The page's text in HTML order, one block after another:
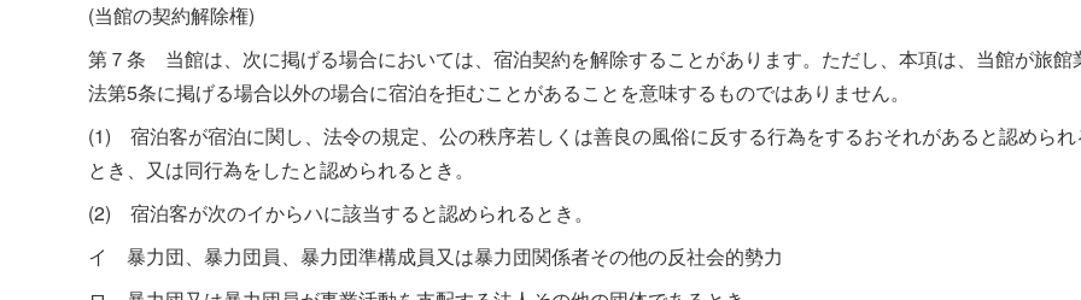
(当館の契約解除権)
第７条 当館は、次に掲げる場合においては、宿泊契約を解除することがあります。ただし、本項は、当館が旅館
法第5条に掲げる場合以外の場合に宿泊を拒むことがあることを意味するものではありません。
(1) 宿泊客が宿泊に関し、法令の規定、公の秩序若しくは善良の風俗に反する行為をするおそれがあると認められ
とき、又は同行為をしたと認められるとき。
(2) 宿泊客が次のイからハに該当すると認められるとき。
イ 暴力団、暴力団員、暴力団準構成員又は暴力団関係者その他の反社会的勢力